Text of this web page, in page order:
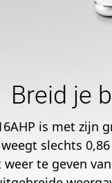
Breid je
is met
slechts
te geven